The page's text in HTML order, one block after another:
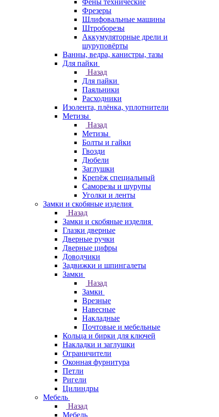
Фены технические
Фрезеры
Шлифовальные машины
Штроборезы
Аккумуляторные дрели и
шуруповёрты
Ванны, ведра, канистры, тазы
Для пайки
Назад
Для пайки
Паяльники
Расходники
Изолента, плёнка, уплотнители
Метизы
Назад
Метизы
Болты и гайки
Гвозди
Дюбели
Заглушки
Крепёж специальный
Саморезы и шурупы
Уголки и ленты
Замки и скобяные изделия
Назад
Замки и скобяные изделия
Глазки дверные
Дверные ручки
Дверные цифры
Доводчики
Задвижки и шпингалеты
Замки
Назад
Замки
Врезные
Навесные
Накладные
Почтовые и мебельные
Кольца и бирки для ключей
Накладки и заглушки
Ограничители
Оконная фурнитура
Петли
Ригели
Цилиндры
Мебель
Назад
Мебель